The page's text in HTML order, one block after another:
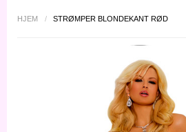
HJEM / STRØMPER BLONDEKANT RØD